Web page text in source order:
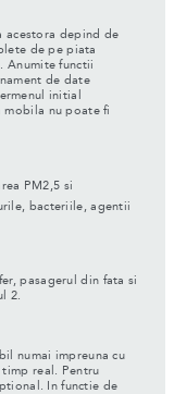
acestora depind de
de pe piata
Anumite functii
de date
initial
mobila nu poate fi
PM2,5 si
bacteriile, agentii
pasagerul din fata si
2.
numai impreuna cu
real. Pentru
In functie de